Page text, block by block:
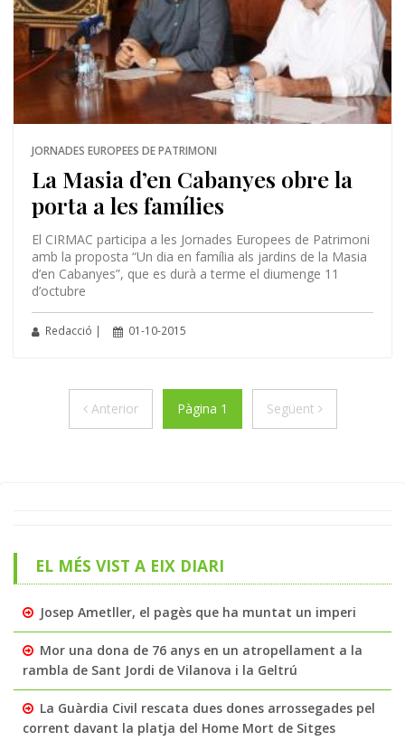
JORNADES EUROPEES DE PATRIMONI
La Masia d’en Cabanyes obre la
porta a les famílies
El CIRMAC participa a les Jornades Europees de Patrimoni
amb la proposta “Un dia en família als jardins de la Masia
d’en Cabanyes”, que es durà a terme el diumenge 11
d’octubre
Redacció | 01-10-2015
AnteriorAnteriorPàgina 1 Següent Següent
EL MÉS VIST A EIX DIARI
Josep Ametller, el pagès que ha muntat un imperi
Mor una dona de 76 anys en un atropellament a la
rambla de Sant Jordi de Vilanova i la Geltrú
La Guàrdia Civil rescata dues dones arrossegades pel
corrent davant la platja del Home Mort de Sitges